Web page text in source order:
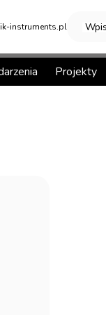
instruments.pl
Projekty